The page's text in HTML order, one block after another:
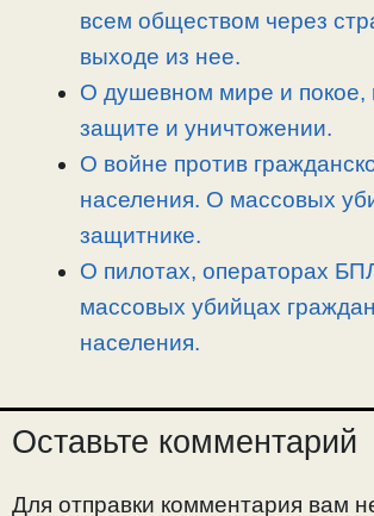
всем обществом через
выходе из нее.
О душевном мире и покое,
защите и уничтожении.
О войне против
населения. О массовых
защитнике.
О пилотах, операторах
массовых убийцах
населения.
Оставьте комментарий
Для отправки комментария вам